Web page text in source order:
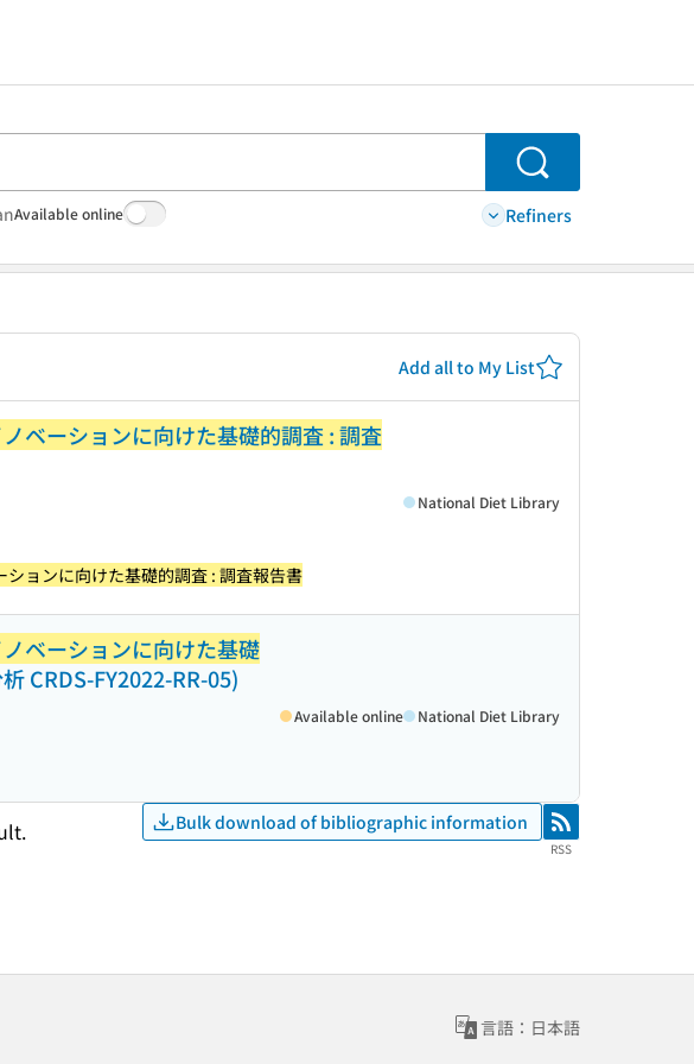
Search
Available online Refiners
Add all to My List
ベーションに向けた基礎的調査 : 調査
National Diet Library
ョンに向けた基礎的調査 : 調査報告書
ベーションに向けた基礎
CRDS-FY2022-RR-05)
Available online National Diet Library
Bulk download of bibliographic information RSS
RSS
言語：日本語